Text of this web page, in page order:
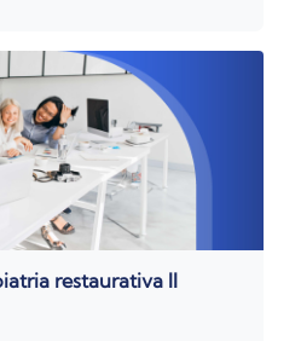
restaurativa II